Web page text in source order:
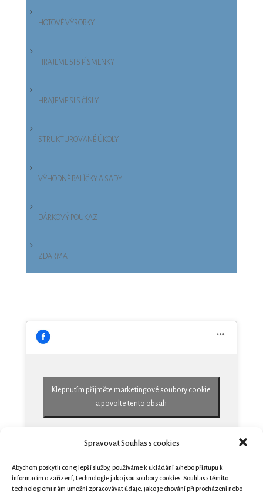
Spravovat Souhlas s cookies
Abychom poskytli co nejlepší služby, používáme k ukládání a/nebo přístupu k
informacím o zařízení, technologie jako jsou soubory cookies. Souhlas s těmito
technologiemi nám umožní zpracovávat údaje, jako je chování při procházení nebo
HOTOVÉ VÝROBKY
HRAJEME SI S PÍSMENKY
HRAJEME SI S ČÍSLY
STRUKTUROVANÉ ÚKOLY
VÝHODNÉ BALÍČKY A SADY
DÁRKOVÝ POUKAZ
ZDARMA
Klepnutím přijměte marketingové soubory cookie
a povolte tento obsah